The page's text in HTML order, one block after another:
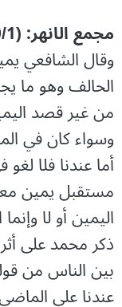
مجمع الانهر: (450/1، ط: دار إحياء التراث العربي)
وقال الشافعي
الحالف وهو ما
من غير قصد
وسواء كان في
أما عندنا فلا
مستقبل يمين
اليمين أو لا
ذكر محمد على
بين الناس من
عندنا على